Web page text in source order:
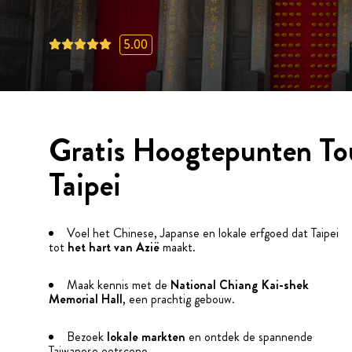
5.00
Gratis Hoogtepunten
Taipei
Voel het Chinese, Japanse en lokale erfgoed dat Taipei
tot het hart van Aziëmaakt.
Maak kennis met de National Chiang Kai-shek
Memorial Hall, een prachtig gebouw.
Bezoek lokale markten en ontdek de spannende